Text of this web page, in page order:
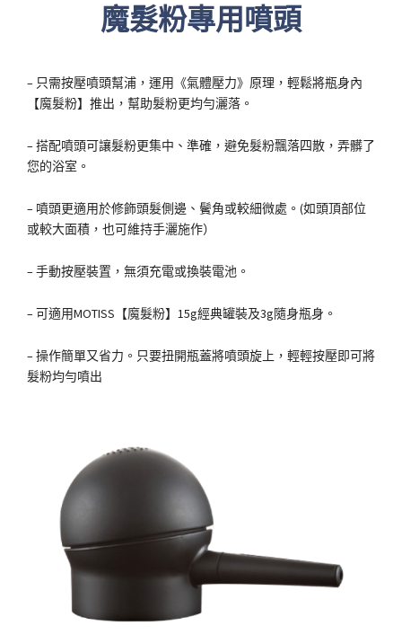
魔髮粉專用噴頭
– 只需按壓噴頭幫浦，運用《氣體壓力》原理，輕鬆將瓶身內
【魔髮粉】推出，幫助髮粉更均勻灑落。
– 搭配噴頭可讓髮粉更集中、準確，避免髮粉飄落四散，弄髒了
您的浴室。
– 噴頭更適用於修飾頭髮側邊、鬢角或較細微處。(如頭頂部位
或較大面積，也可維持手灑施作）
– 手動按壓裝置，無須充電或換裝電池。
– 可適用MOTISS【魔髮粉】15g經典罐裝及3g隨身瓶身。
– 操作簡單又省力。只要扭開瓶蓋將噴頭旋上，輕輕按壓即可將
髮粉均勻噴出